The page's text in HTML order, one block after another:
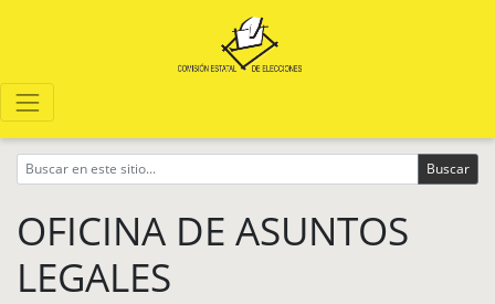
Buscar
OFICINA DE ASUNTOS
LEGALES